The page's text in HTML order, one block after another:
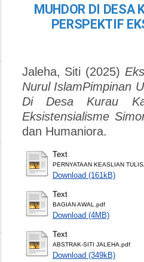
MUHDOR DI DESA
PERSPEKTIF
Jaleha, Siti (2025)
Nurul IslamPimpinan
Di Desa Kurau
Eksistensialisme
dan Humaniora.
Text
PERNYATAAN KEASLIAN
Download (161kB)
Text
BAGIAN AWAL.pdf
Download (4MB)
Text
ABSTRAK-SITI JALEHA.pdf
Download (349kB)